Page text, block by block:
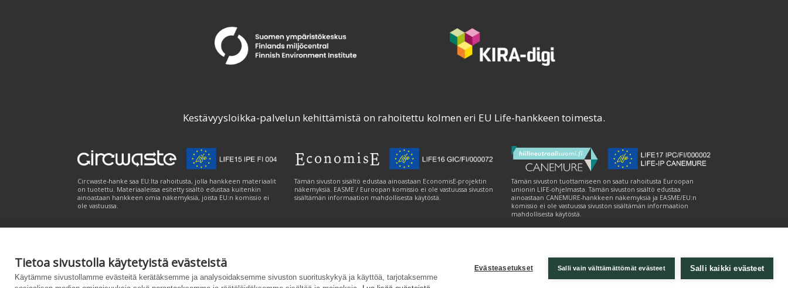
Tietoa sivustolla käytetyistä evästeistä
Käytämme sivustollamme evästeitä kerätäksemme ja analysoidaksemme sivuston suorituskykyä ja käyttöä, tarjotaksemme
Evästeasetukset Salli vain välttämättömät evästeet Salli kaikki evästeet
Kestävyysloikka-palvelun kehittämistä on rahoitettu kolmen eri EU Life-hankkeen toimesta.
Circwaste-hanke saa EU:lta rahoitusta, jolla hankkeen materiaalit
on tuotettu. Materiaaleissa esitetty sisältö edustaa kuitenkin
ainoastaan hankkeen omia näkemyksiä, joista EU:n komissio ei
ole vastuussa.
Tämän sivuston sisältö edustaa ainoastaan EconomisE-projektin
näkemyksiä. EASME / Euroopan komissio ei ole vastuussa sivuston
sisältämän informaation mahdollisesta käytöstä.
Tämän sivuston tuottamiseen on saatu rahoitusta Euroopan
unionin LIFE-ohjelmasta. Tämän sivuston sisältö edustaa
ainoastaan CANEMURE-hankkeen näkemyksiä ja EASME/EU:n
komissio ei ole vastuussa sivuston sisältämän informaation
mahdollisesta käytöstä.
Palvelukuvaus| Tietosuojailmoitus|Saavutettavuusseloste|Evästeasetukset|Lähetä palautetta (syke.fi)